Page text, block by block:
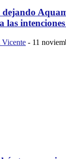
dejando
las
Vicente - 11